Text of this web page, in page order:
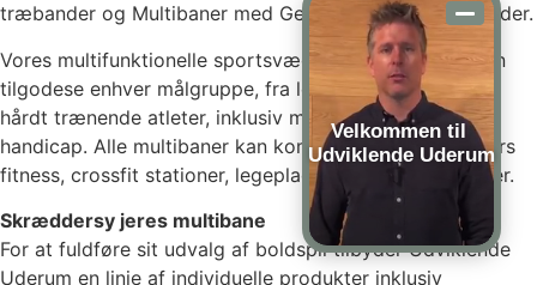
træbander og Multibaner med Genanvendte gummibander.
Vores multifunktionelle sportsvægge og multibaner kan
tilgodese enhver målgruppe, fra lejlighedsvis aktive til
hårdt trænende atleter, inklusiv mennesker med et
handicap. Alle multibaner kan kombineres med udendørs
fitness, crossfit stationer, legepladser og opholdsmiljøer.
Skræddersy jeres multibane
For at fuldføre sit udvalg af boldspil tilbyder Udviklende
Uderum en linje af individuelle produkter inklusiv
Velkommen til
Udviklende Uderum